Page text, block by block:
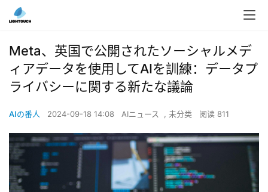
Meta、英国で公開されたソーシャルメデ
ィアデータを使用してAIを訓練：データプ
ライバシーに関する新たな議論
AIの番人 2024-09-18 14:08 AIニュース , 未分类 阅读 811